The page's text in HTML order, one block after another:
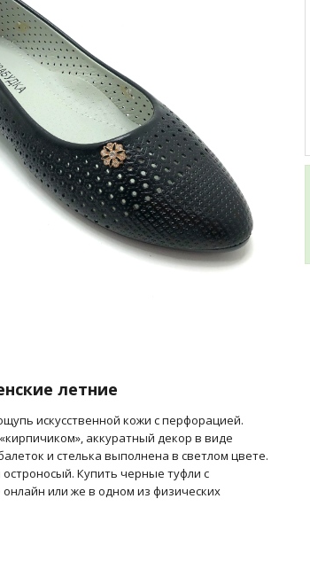
летние
искусственной кожи с перфорацией.
аккуратный декор в виде
и стелька выполнена в светлом цвете.
Купить черные туфли с
или же в одном из физических